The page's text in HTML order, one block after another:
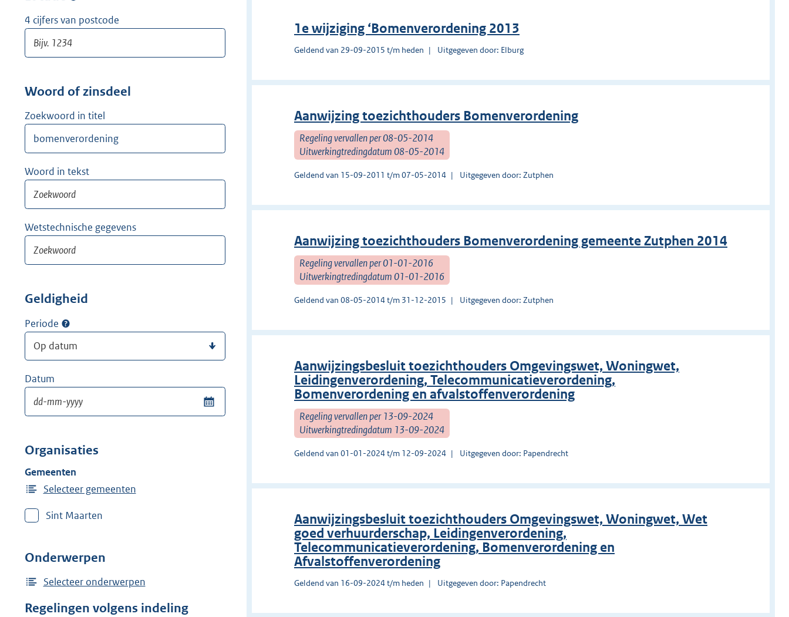
4 cijfers van postcode
Woord of zinsdeel
Zoekwoord in titel
Woord in tekst
Wetstechnische gegevens
Geldigheid
Periode
Datum
Organisaties
Gemeenten
Selecteer gemeenten
Sint Maarten
Onderwerpen
Selecteer onderwerpen
Regelingen volgens indeling
1e wijziging ‘Bomenverordening 2013
Geldend van 29-09-2015 t/m heden Uitgegeven door: Elburg
Aanwijzing toezichthouders Bomenverordening
Regeling vervallen per 08-05-2014
Uitwerkingtredingdatum 08-05-2014
Geldend van 15-09-2011 t/m 07-05-2014 Uitgegeven door: Zutphen
Aanwijzing toezichthouders Bomenverordening gemeente Zutphen 2014
Regeling vervallen per 01-01-2016
Uitwerkingtredingdatum 01-01-2016
Geldend van 08-05-2014 t/m 31-12-2015 Uitgegeven door: Zutphen
Aanwijzingsbesluit toezichthouders Omgevingswet, Woningwet,
Leidingenverordening, Telecommunicatieverordening,
Bomenverordening en afvalstoffenverordening
Regeling vervallen per 13-09-2024
Uitwerkingtredingdatum 13-09-2024
Geldend van 01-01-2024 t/m 12-09-2024 Uitgegeven door: Papendrecht
Aanwijzingsbesluit toezichthouders Omgevingswet, Woningwet, Wet
goed verhuurderschap, Leidingenverordening,
Telecommunicatieverordening, Bomenverordening en
Afvalstoffenverordening
Geldend van 16-09-2024 t/m heden Uitgegeven door: Papendrecht